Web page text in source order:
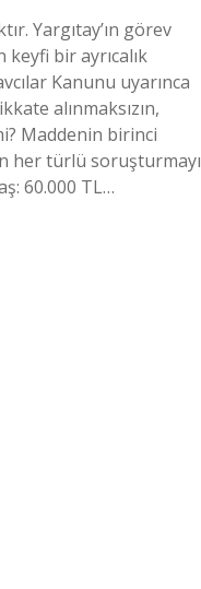
Yargıtay’ın görev
bir ayrıcalık
Kanunu uyarınca
alınmaksızın,
Maddenin birinci
her türlü soruşturmayı
60.000 TL…